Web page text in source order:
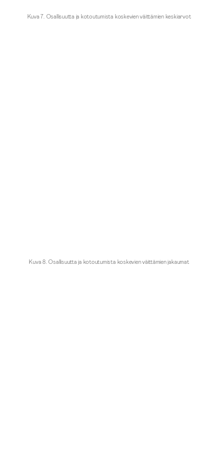
Kuva 7. Osallisuutta ja kotoutumista koskevien väittämien keskiarvot
Kuva 8. Osallisuutta ja kotoutumista koskevien väittämien jakaumat